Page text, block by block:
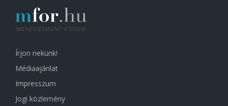
Írjon nekünk!
Médiaajánlat
Impresszum
Jogi közlemény